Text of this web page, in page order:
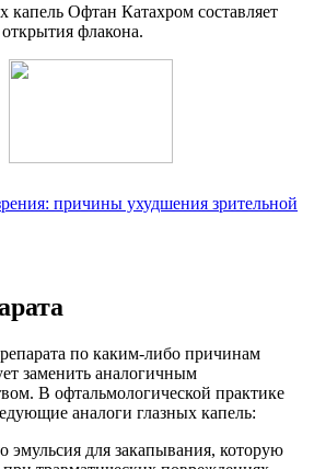
капель Офтан Катахром составляет
флакона.
причины ухудшения зрительной
по каким-либо причинам
заменить аналогичным
В офтальмологической практике
аналоги глазных капель:
эмульсия для закапывания, которую